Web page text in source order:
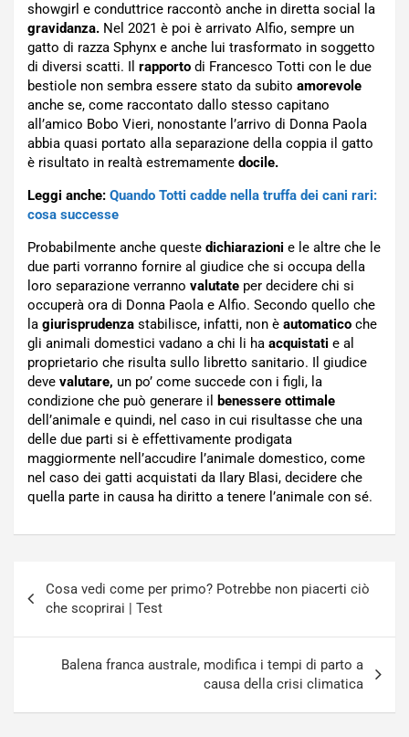
showgirl e conduttrice raccontò anche in diretta social la
gravidanza. Nel 2021 è poi è arrivato Alfio, sempre un
gatto di razza Sphynx e anche lui trasformato in soggetto
di diversi scatti. Il rapporto di Francesco Totti con le due
bestiole non sembra essere stato da subito amorevole
anche se, come raccontato dallo stesso capitano
all’amico Bobo Vieri, nonostante l’arrivo di Donna Paola
abbia quasi portato alla separazione della coppia il gatto
è risultato in realtà estremamente docile.
Leggi anche: Quando Totti cadde nella truffa dei cani rari:
cosa successe
Probabilmente anche queste dichiarazioni e le altre che le
due parti vorranno fornire al giudice che si occupa della
loro separazione verranno valutate per decidere chi si
occuperà ora di Donna Paola e Alfio. Secondo quello che
la giurisprudenza stabilisce, infatti, non è automatico che
gli animali domestici vadano a chi li ha acquistati e al
proprietario che risulta sullo libretto sanitario. Il giudice
deve valutare, un po’ come succede con i figli, la
condizione che può generare il
benessere ottimale
dell’animale e quindi, nel caso in cui risultasse che una
delle due parti si è effettivamente prodigata
maggiormente nell’accudire l’animale domestico, come
nel caso dei gatti acquistati da Ilary Blasi, decidere che
quella parte in causa ha diritto a tenere l’animale con sé.
articoli
Cosa vedi come per primo? Potrebbe non piacerti ciò
che scoprirai | Test
Balena franca australe, modifica i tempi di parto a
causa della crisi climatica